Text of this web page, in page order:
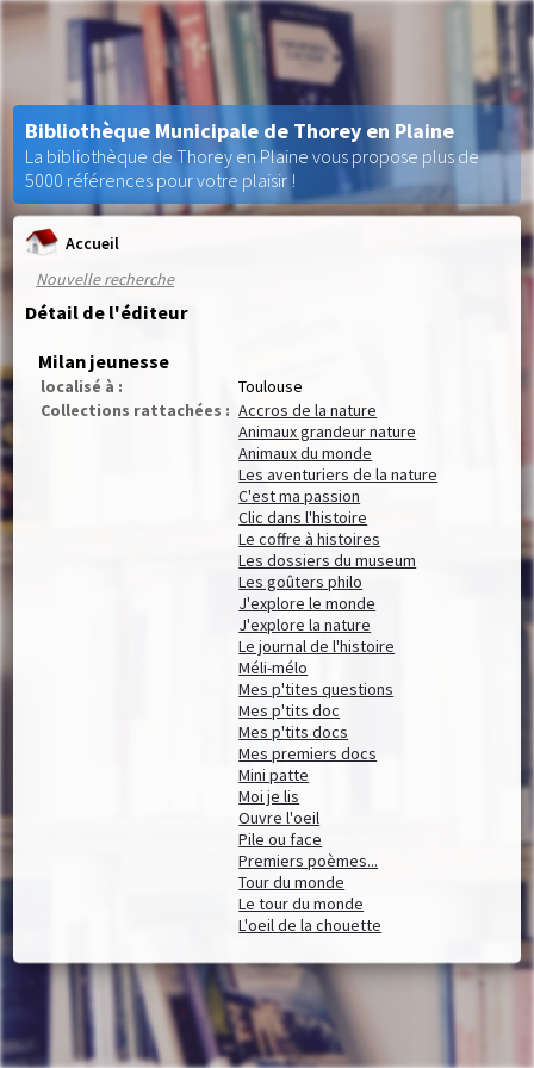
Accueil
Nouvelle recherche
Détail de l'éditeur
Milan jeunesse
localisé à :
Toulouse
Collections rattachées : Accros de la nature
Animaux grandeur nature
Animaux du monde
Les aventuriers de la nature
C'est ma passion
Clic dans l'histoire
Le coffre à histoires
Les dossiers du museum
Les goûters philo
J'explore le monde
J'explore la nature
Le journal de l'histoire
Méli-mélo
Mes p'tites questions
Mes p'tits doc
Mes p'tits docs
Mes premiers docs
Mini patte
Moi je lis
Ouvre l'oeil
Pile ou face
Premiers poèmes...
Tour du monde
Le tour du monde
L'oeil de la chouette
Documents disponibles chez cet éditeur (
Affiner la recherche
Bibliothèque Municipale de Thorey en Plaine
La bibliothèque de Thorey en Plaine vous propose plus de
5000 références pour votre plaisir !